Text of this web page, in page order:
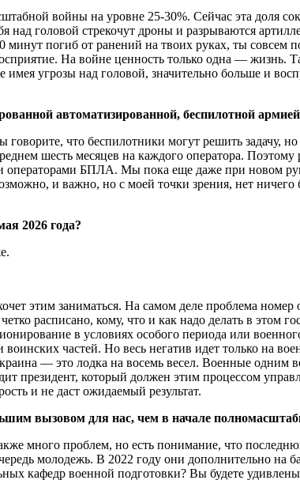
войны на уровне 25-30%. Сейчас эта доля
над головой стрекочут дроны и разрываются
минут погиб от ранений на твоих руках, ты
На войне ценность только одна — жизнь.
угрозы над головой, значительно больше и
автоматизированной, беспилотной
что беспилотники могут решить задачу,
шесть месяцев на каждого оператора.
операторами БПЛА. Мы пока еще даже при новом
и важно, но с моей точки зрения, нет ничего
2026 года?
этим заниматься. На самом деле проблема
расписано, кому, что и как надо делать в этом
в условиях особого периода или
частей. Но весь негатив идет только на
— это лодка на восемь весел. Военные одним
президент, который должен этим процессом
и не даст ожидаемый результат.
вызовом для нас, чем в начале
много проблем, но есть понимание, что
молодежь. В 2022 году они дополнительно на
кафедр военной подготовки? Вы будете